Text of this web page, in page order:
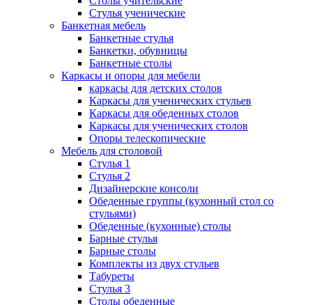
Стулья ученические
Банкетная мебель
Банкетные стулья
Банкетки, обувницы
Банкетные столы
Каркасы и опоры для мебели
каркасы для детских столов
Каркасы для ученических стульев
Каркасы для обеденных столов
Каркасы для ученических столов
Опоры телескопические
Мебель для столовой
Стулья 1
Стулья 2
Дизайнерские консоли
Обеденные группы (кухонный стол со
стульями)
Обеденные (кухонные) столы
Барные стулья
Барные столы
Комплекты из двух стульев
Табуреты
Стулья 3
Столы обеденные